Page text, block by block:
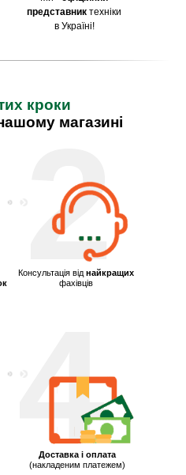
представник техніки
в Україні!
4
2
Консультація від найкращих
фахівців
Доставка і оплата
(накладеним платежем)
кроки
магазині